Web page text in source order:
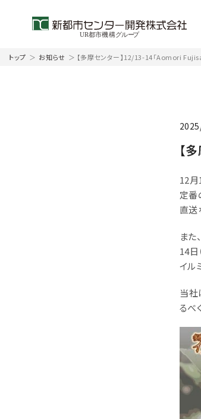
トップ ＞ お知らせ ＞ 【多摩センター】12/13-14「Aomori
【
12月
定番
直送
また
14日
イル
当社
るべ